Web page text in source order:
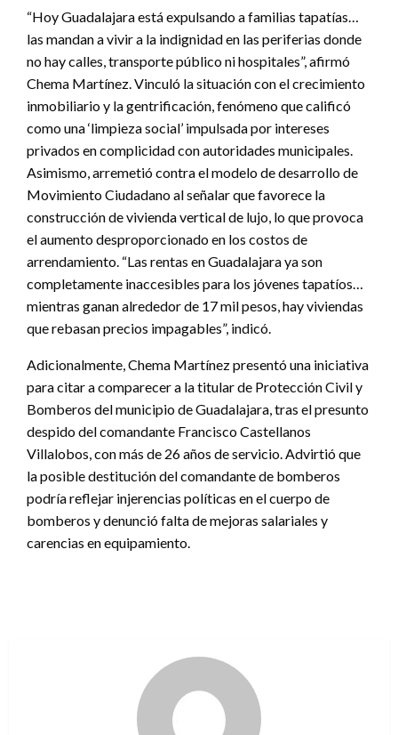
“Hoy Guadalajara está expulsando a familias tapatías…
las mandan a vivir a la indignidad en las periferias donde
no hay calles, transporte público ni hospitales”, afirmó
Chema Martínez. Vinculó la situación con el crecimiento
inmobiliario y la gentrificación, fenómeno que calificó
como una ‘limpieza social’ impulsada por intereses
privados en complicidad con autoridades municipales.
Asimismo, arremetió contra el modelo de desarrollo de
Movimiento Ciudadano al señalar que favorece la
construcción de vivienda vertical de lujo, lo que provoca
el aumento desproporcionado en los costos de
arrendamiento. “Las rentas en Guadalajara ya son
completamente inaccesibles para los jóvenes tapatíos…
mientras ganan alrededor de 17 mil pesos, hay viviendas
que rebasan precios impagables”, indicó.
Adicionalmente, Chema Martínez presentó una iniciativa
para citar a comparecer a la titular de Protección Civil y
Bomberos del municipio de Guadalajara, tras el presunto
despido del comandante Francisco Castellanos
Villalobos, con más de 26 años de servicio. Advirtió que
la posible destitución del comandante de bomberos
podría reflejar injerencias políticas en el cuerpo de
bomberos y denunció falta de mejoras salariales y
carencias en equipamiento.